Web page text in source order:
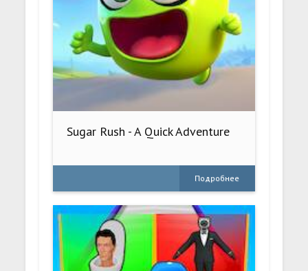
Sugar Rush - A Quick Adventure
Подробнее